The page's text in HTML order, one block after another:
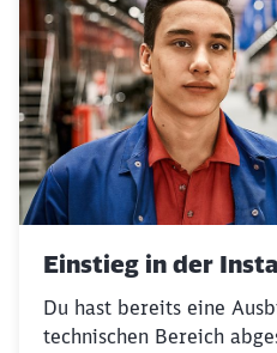
Einstieg in der
Du hast bereits eine
technischen Bereich